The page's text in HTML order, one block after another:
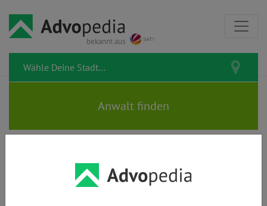
bekannt aus
Rechtsanwältin CORINNA BEER